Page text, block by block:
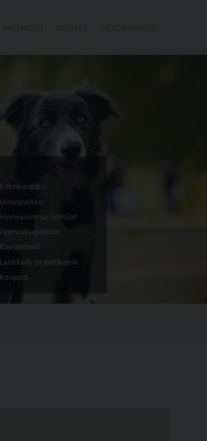
ARTIKKELIT UUTISET TIETOA MEISTÄ
Eläinkauppa
Uimapaikka
Hyvinvointi ja hoitolat
Harrastuspaikka
Koirahotelli
Lenkkeily ja patikointi
Kauppa